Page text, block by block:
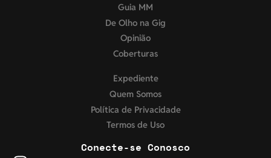
Guia MM
De Olho na Gig
Opinião
Coberturas
Expediente
Quem Somos
Política de Privacidade
Termos de Uso
Conecte-se Conosco